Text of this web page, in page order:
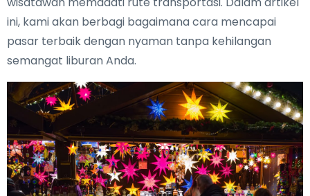
ini, kami akan berbagi bagaimana cara mencapai
pasar terbaik dengan nyaman tanpa kehilangan
semangat liburan Anda.